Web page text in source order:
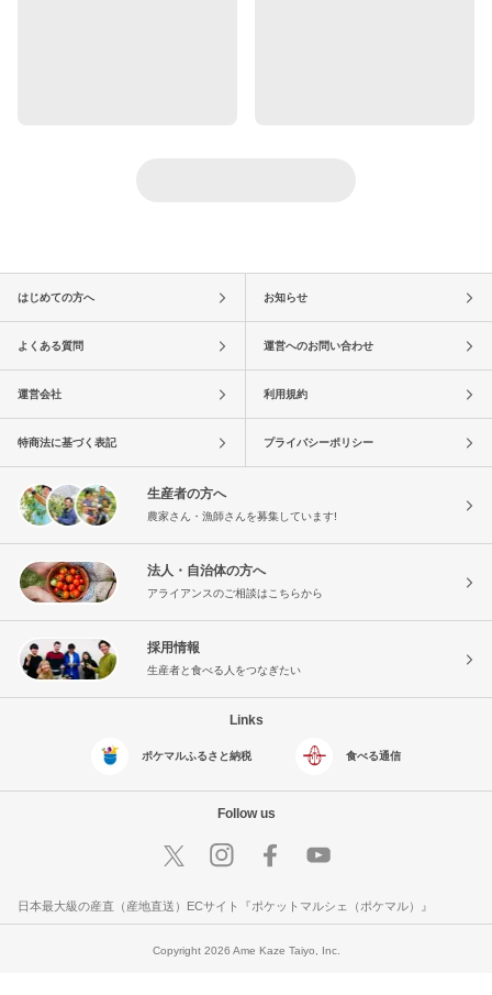
はじめての方へ お知らせ
よくある質問 運営へのお問い合わせ
運営会社 利用規約
特商法に基づく表記 プライバシーポリシー
生産者の方へ
農家さん・漁師さんを募集しています!
法人・自治体の方へ
アライアンスのご相談はこちらから
採用情報
生産者と食べる人をつなぎたい
Links
ポケマルふるさと納税 食べる通信
Follow us
日本最大級の産直（産地直送）ECサイト『ポケットマルシェ（ポケマル）』
Copyright 2026 Ame Kaze Taiyo, Inc.